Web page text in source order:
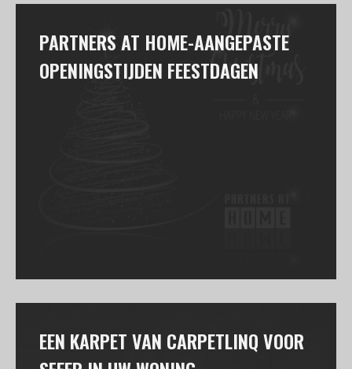
PARTNERS AT HOME-AANGEPASTE
OPENINGSTIJDEN FEESTDAGEN
EEN KARPET VAN CARPETLINQ VOOR